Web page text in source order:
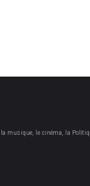
musique, le cinéma, la